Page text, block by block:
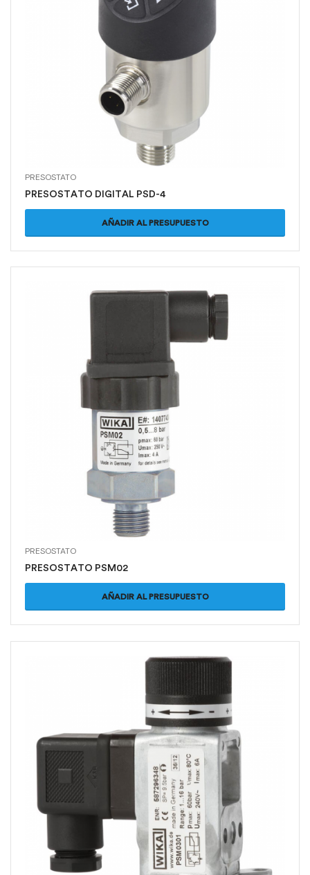
PRESOSTATO
PRESOSTATO DIGITAL PSD-4
AÑADIR AL PRESUPUESTO
PRESOSTATO
PRESOSTATO PSM02
AÑADIR AL PRESUPUESTO